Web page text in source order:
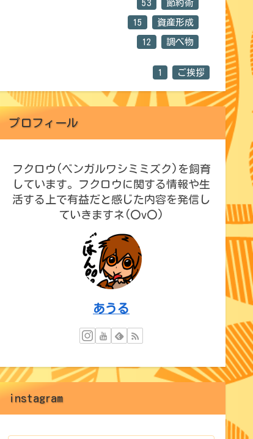
節約術
53
資産形成
15
調べ物
12
ご挨拶
1
プロフィール
フクロウ(ベンガルワシミミズク)を飼育
しています。フクロウに関する情報や生
活する上で有益だと感じた内容を発信し
ていきますネ(〇v〇)
あうる
instagram